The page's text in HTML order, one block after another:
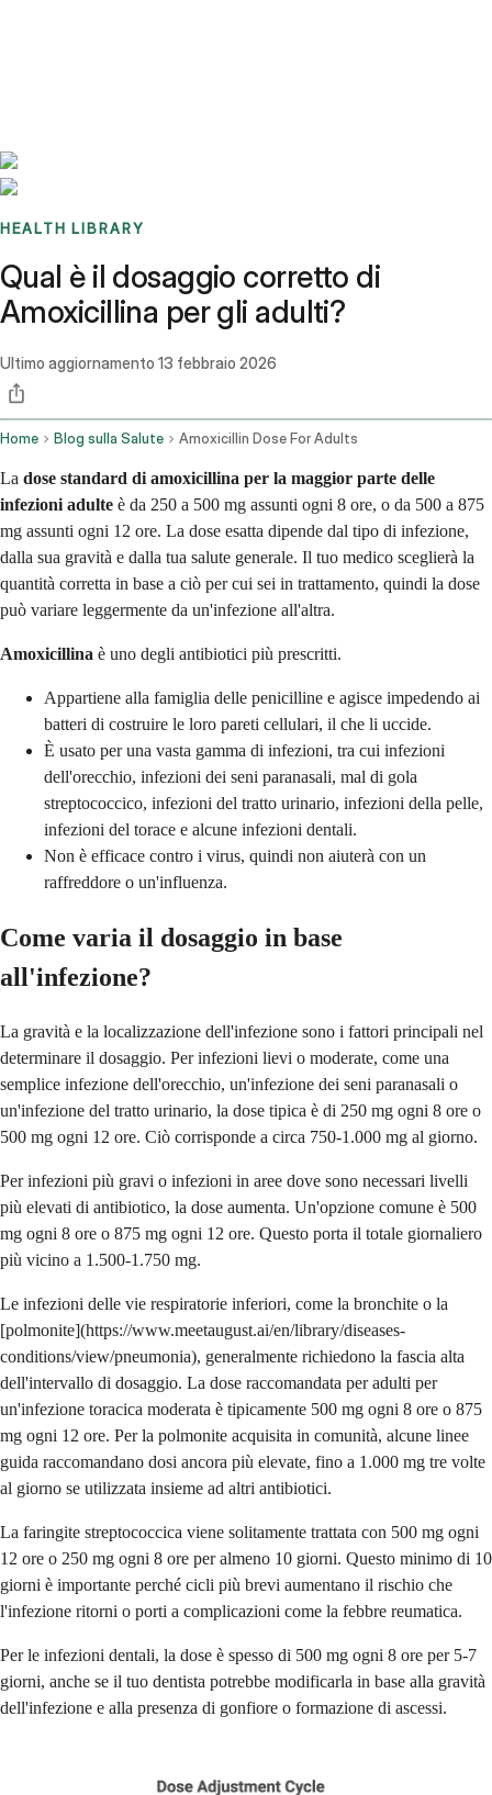
HEALTH LIBRARY
Qual è il dosaggio corretto di
Amoxicillina per gli adulti?
Ultimo aggiornamento 13 febbraio 2026
Home Blog sulla Salute Amoxicillin Dose For Adults
La dose standard di amoxicillina per la maggior parte delle
infezioni adulte è da 250 a 500 mg assunti ogni 8 ore, o da 500 a 875
mg assunti ogni 12 ore. La dose esatta dipende dal tipo di infezione,
dalla sua gravità e dalla tua salute generale. Il tuo medico sceglierà la
quantità corretta in base a ciò per cui sei in trattamento, quindi la dose
può variare leggermente da un'infezione all'altra.
Amoxicillina è uno degli antibiotici più prescritti.
Appartiene alla famiglia delle penicilline e agisce impedendo ai
batteri di costruire le loro pareti cellulari, il che li uccide.
È usato per una vasta gamma di infezioni, tra cui infezioni
dell'orecchio, infezioni dei seni paranasali, mal di gola
streptococcico, infezioni del tratto urinario, infezioni della pelle,
infezioni del torace e alcune infezioni dentali.
Non è efficace contro i virus, quindi non aiuterà con un
raffreddore o un'influenza.
Come varia il dosaggio in base
all'infezione?
La gravità e la localizzazione dell'infezione sono i fattori principali nel
determinare il dosaggio. Per infezioni lievi o moderate, come una
semplice infezione dell'orecchio, un'infezione dei seni paranasali o
un'infezione del tratto urinario, la dose tipica è di 250 mg ogni 8 ore o
500 mg ogni 12 ore. Ciò corrisponde a circa 750-1.000 mg al giorno.
Per infezioni più gravi o infezioni in aree dove sono necessari livelli
più elevati di antibiotico, la dose aumenta. Un'opzione comune è 500
mg ogni 8 ore o 875 mg ogni 12 ore. Questo porta il totale giornaliero
più vicino a 1.500-1.750 mg.
Le infezioni delle vie respiratorie inferiori, come la bronchite o la
[polmonite](https://www.meetaugust.ai/en/library/diseases-
conditions/view/pneumonia), generalmente richiedono la fascia alta
dell'intervallo di dosaggio. La dose raccomandata per adulti per
un'infezione toracica moderata è tipicamente 500 mg ogni 8 ore o 875
mg ogni 12 ore. Per la polmonite acquisita in comunità, alcune linee
guida raccomandano dosi ancora più elevate, fino a 1.000 mg tre volte
al giorno se utilizzata insieme ad altri antibiotici.
La faringite streptococcica viene solitamente trattata con 500 mg ogni
12 ore o 250 mg ogni 8 ore per almeno 10 giorni. Questo minimo di 10
giorni è importante perché cicli più brevi aumentano il rischio che
l'infezione ritorni o porti a complicazioni come la febbre reumatica.
Per le infezioni dentali, la dose è spesso di 500 mg ogni 8 ore per 5-7
giorni, anche se il tuo dentista potrebbe modificarla in base alla gravità
dell'infezione e alla presenza di gonfiore o formazione di ascessi.